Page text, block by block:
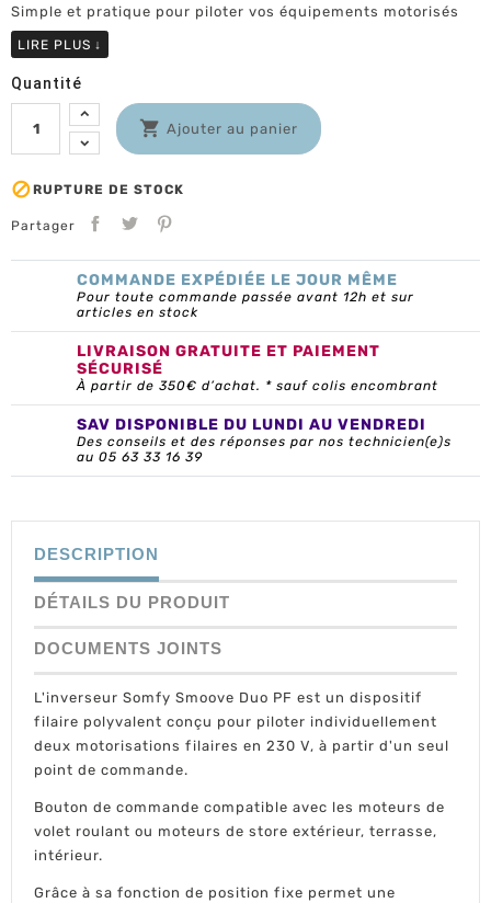
Simple et pratique pour piloter vos équipements motorisés
LIRE PLUS ↓
Quantité
 Ajouter au panier
 RUPTURE DE STOCK
Partager
COMMANDE EXPÉDIÉE LE JOUR MÊME
Pour toute commande passée avant 12h et sur
articles en stock
LIVRAISON GRATUITE ET PAIEMENT
SÉCURISÉ
À partir de 350€ d’achat. * sauf colis encombrant
SAV DISPONIBLE DU LUNDI AU VENDREDI
Des conseils et des réponses par nos technicien(e)s
au 05 63 33 16 39
DESCRIPTION
DÉTAILS DU PRODUIT
DOCUMENTS JOINTS
L'inverseur Somfy Smoove Duo PF est un dispositif
filaire polyvalent conçu pour piloter individuellement
deux motorisations filaires en 230 V, à partir d'un seul
point de commande.
Bouton de commande compatible avec les moteurs de
volet roulant ou moteurs de store extérieur, terrasse,
intérieur.
Grâce à sa fonction de position fixe permet une